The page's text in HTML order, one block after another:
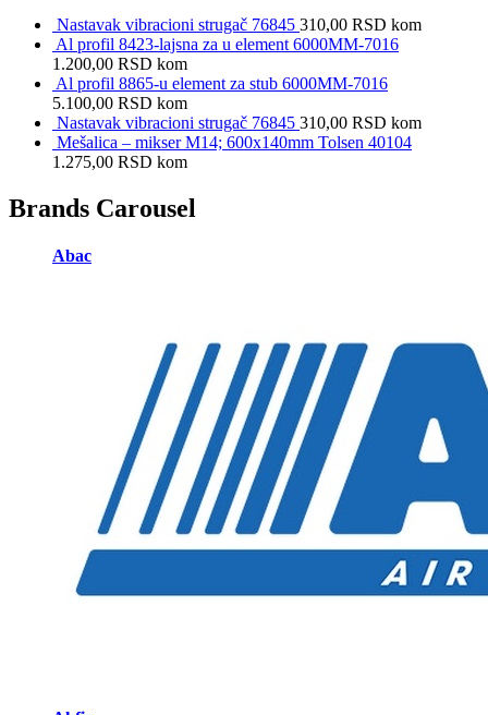
Nastavak vibracioni strugač 76845 310,00 RSD kom
Al profil 8423-lajsna za u element 6000MM-7016
1.200,00 RSD kom
Al profil 8865-u element za stub 6000MM-7016
5.100,00 RSD kom
Nastavak vibracioni strugač 76845 310,00 RSD kom
Mešalica – mikser M14; 600x140mm Tolsen 40104
1.275,00 RSD kom
Brands Carousel
Abac